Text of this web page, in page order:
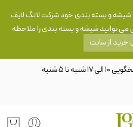
شیشه و بسته بندی خود شرکت لانگ لایف
توانید شیشه و بسته بندی را ملاحظه
خرید از سایت